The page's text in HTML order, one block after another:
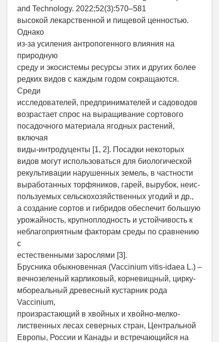
and Technology. 2022;52(3):570–581
высокой лекарственной и пищевой ценностью.
Однако
из-за усиления антропогенного влияния на
природную
среду и экосистемы ресурсы этих и других более
редких видов с каждым годом сокращаются.
Среди
исследователей, предпринимателей и садоводов
возрастает спрос на выращивание сортового
посадочного материала ягодных растений,
включая
виды-интродуценты [1, 2]. Посадки некоторых
видов могут использоваться для биологической
рекультивации нарушенных земель, в частности
выработанных торфяников, гарей, вырубок, неис-
пользуемых сельскохозяйственных угодий и др.,
а создание сортов и гибридов обеспечит большую
урожайность, крупноплодность и устойчивость к
неблагоприятным факторам среды по сравнению
с
естественными зарослями [3].
Брусника обыкновенная (Vaccinium vitis-idaea L.) –
вечнозеленый карликовый, корневищный, цирку-
мбореальный древесный кустарник рода
Vaccinium,
произрастающий в хвойных и хвойно-мелко-
лиственных лесах северных стран, Центральной
Европы, России и Канады и встречающийся на